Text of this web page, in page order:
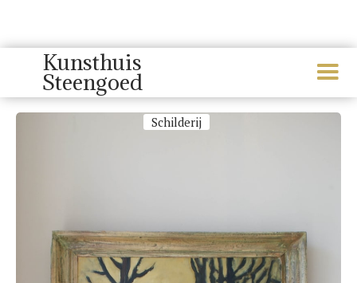
Kunsthuis
Steengoed
Huug Zentveld
Schilderij